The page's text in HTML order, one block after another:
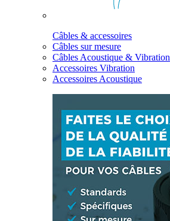
Câbles & accessoires
Câbles sur mesure
Câbles Acoustique & Vibration
Accessoires Vibration
Accessoires Acoustique